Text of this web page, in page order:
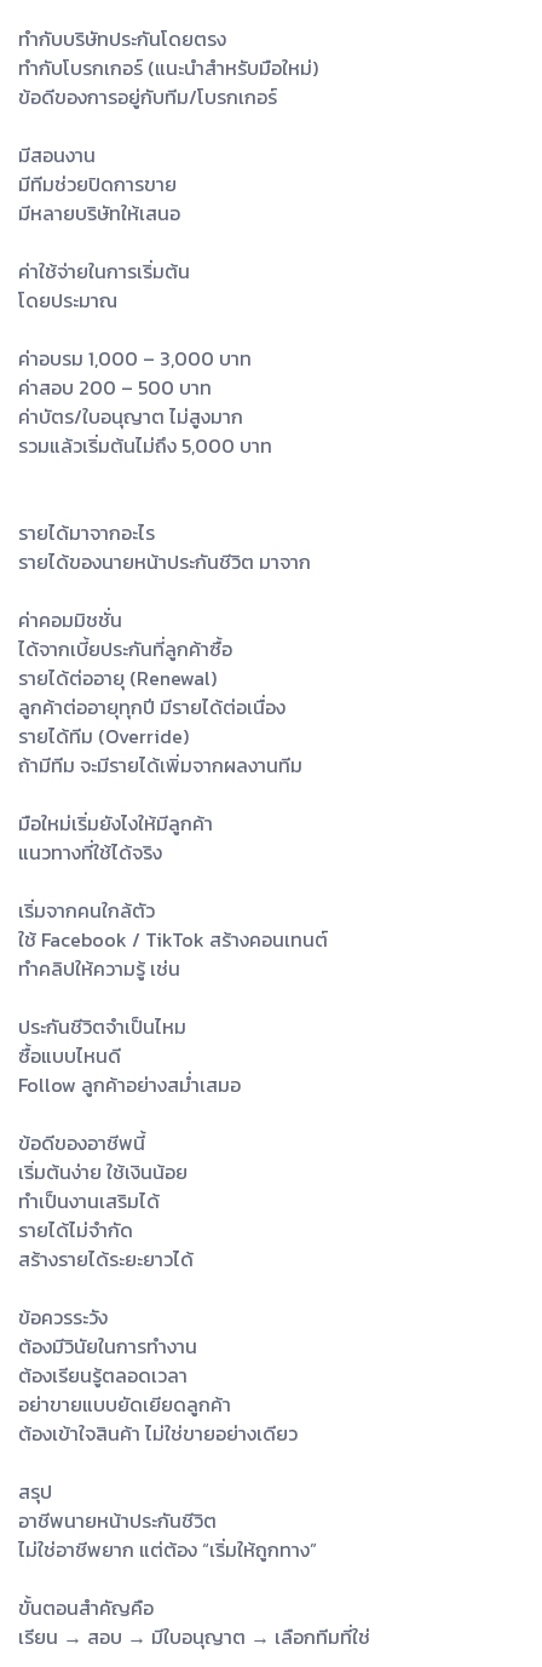
ทำกับบริษัทประกันโดยตรง
ทำกับโบรกเกอร์ (แนะนำสำหรับมือใหม่)
ข้อดีของการอยู่กับทีม/โบรกเกอร์
มีสอนงาน
มีทีมช่วยปิดการขาย
มีหลายบริษัทให้เสนอ
ค่าใช้จ่ายในการเริ่มต้น
โดยประมาณ
ค่าอบรม 1,000 – 3,000 บาท
ค่าสอบ 200 – 500 บาท
ค่าบัตร/ใบอนุญาต ไม่สูงมาก
รวมแล้วเริ่มต้นไม่ถึง 5,000 บาท
รายได้มาจากอะไร
รายได้ของนายหน้าประกันชีวิต มาจาก
ค่าคอมมิชชั่น
ได้จากเบี้ยประกันที่ลูกค้าซื้อ
รายได้ต่ออายุ (Renewal)
ลูกค้าต่ออายุทุกปี มีรายได้ต่อเนื่อง
รายได้ทีม (Override)
ถ้ามีทีม จะมีรายได้เพิ่มจากผลงานทีม
มือใหม่เริ่มยังไงให้มีลูกค้า
แนวทางที่ใช้ได้จริง
เริ่มจากคนใกล้ตัว
ใช้ Facebook / TikTok สร้างคอนเทนต์
ทำคลิปให้ความรู้ เช่น
ประกันชีวิตจำเป็นไหม
ซื้อแบบไหนดี
Follow ลูกค้าอย่างสม่ำเสมอ
ข้อดีของอาชีพนี้
เริ่มต้นง่าย ใช้เงินน้อย
ทำเป็นงานเสริมได้
รายได้ไม่จำกัด
สร้างรายได้ระยะยาวได้
ข้อควรระวัง
ต้องมีวินัยในการทำงาน
ต้องเรียนรู้ตลอดเวลา
อย่าขายแบบยัดเยียดลูกค้า
ต้องเข้าใจสินค้า ไม่ใช่ขายอย่างเดียว
สรุป
อาชีพนายหน้าประกันชีวิต
ไม่ใช่อาชีพยาก แต่ต้อง “เริ่มให้ถูกทาง”
ขั้นตอนสำคัญคือ
เรียน → สอบ → มีใบอนุญาต → เลือกทีมที่ใช่